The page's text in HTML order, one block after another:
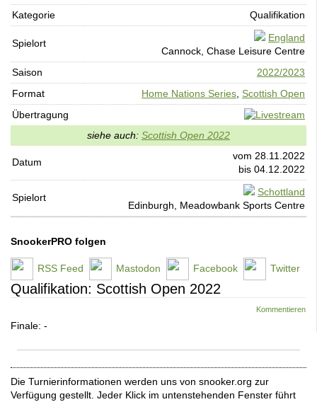
Kategorie
Qualifikation
Spielort
England
Cannock, Chase Leisure Centre
Saison
2022/2023
Format
Home Nations Series Scottish Open
Übertragung
siehe auch: Scottish Open 2022
Datum
vom 28.11.2022
bis 04.12.2022
Spielort
Schottland
Edinburgh, Meadowbank Sports Centre
SnookerPRO folgen
RSS Feed Mastodon Facebook Twitter
Qualifikation: Scottish Open 2022
Kommentieren
Finale: -
Die Turnierinformationen werden uns von snooker.org zur
Verfügung gestellt. Jeder Klick im untenstehenden Fenster führt